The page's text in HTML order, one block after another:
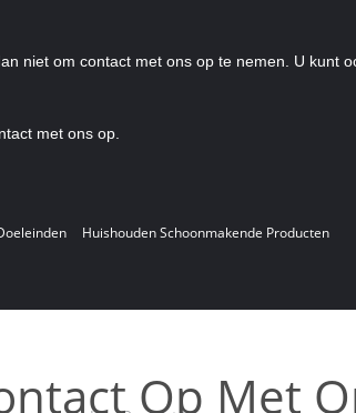
niet om contact met ons op te nemen. U kunt
met ons op.
Huishouden Schoonmakende Producten
Op Met